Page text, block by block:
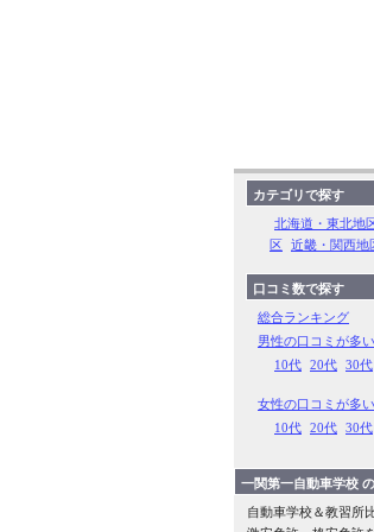
カテゴリで探す
北海道・東北地
区 近畿・関西地
口コミ数で探す
総合ランキング
男性の口コミが多い
10代 20代 30代
女性の口コミが多い
10代 20代 30代
一関第一自動車学校
自動車学校＆教習所